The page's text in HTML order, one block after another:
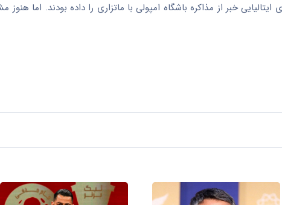
خبر از مذاکره باشگاه امپولی با ماتزاری را داده بودند. اما